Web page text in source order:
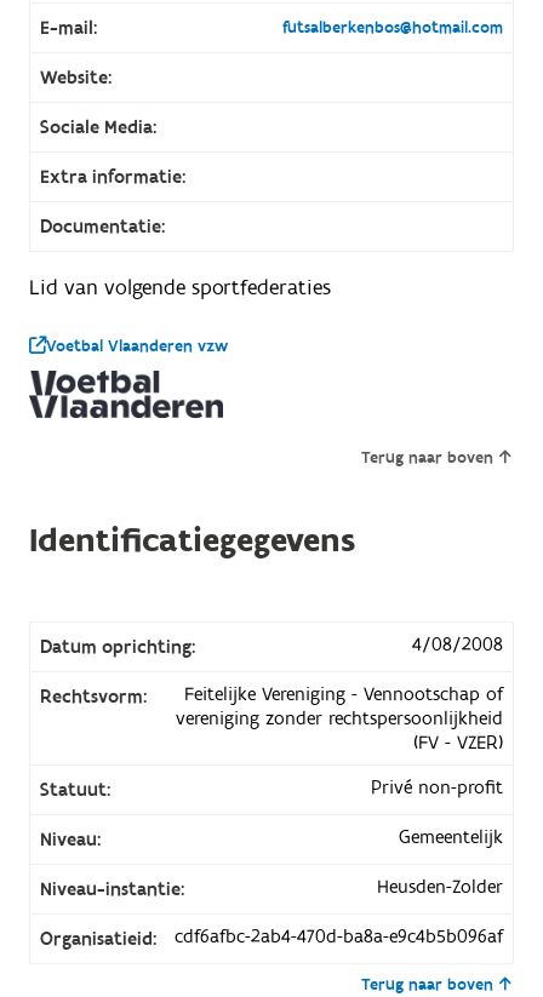
E-mail: futsalberkenbos@hotmail.com
Website:
Sociale Media:
Extra informatie:
Documentatie:
Lid van volgende sportfederaties
Voetbal Vlaanderen vzw
Terug naar boven
Identificatiegegevens
Datum oprichting: 4/08/2008
Rechtsvorm:
Feitelijke Vereniging - Vennootschap of
vereniging zonder rechtspersoonlijkheid
(FV - VZER)
Statuut:
Privé non-profit
Niveau: Gemeentelijk
Niveau-instantie: Heusden-Zolder
Organisatieid: cdf6afbc-2ab4-470d-ba8a-e9c4b5b096af
Terug naar boven